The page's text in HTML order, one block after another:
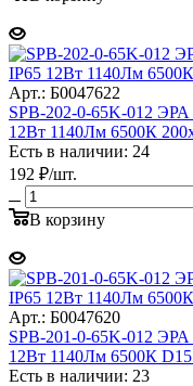
Арт.: Б0047622
SPB-202-0-65K-012
12Вт 1140Лм 6500К
Есть в наличии: 24
192 ₽/шт.
В корзину
Арт.: Б0047620
SPB-201-0-65K-012
12Вт 1140Лм 6500К
Есть в наличии: 23